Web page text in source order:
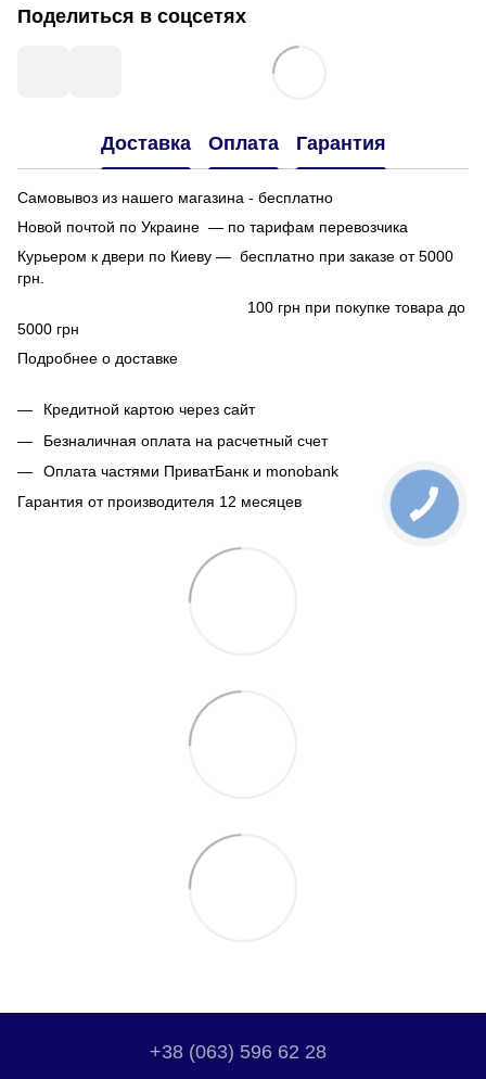
Поделиться в соцсетях
Доставка Оплата Гарантия
Самовывоз из нашего магазина - бесплатно
Новой почтой по Украине — по тарифам перевозчика
Курьером к двери по Киеву — бесплатно при заказе от 5000
грн.
100 грн при покупке товара до
5000 грн
Подробнее о доставке
Кредитной картою через сайт
Безналичная оплата на расчетный счет
Оплата частями ПриватБанк и monobank
Гарантия от производителя 12 месяцев
+38 (063) 596 62 28